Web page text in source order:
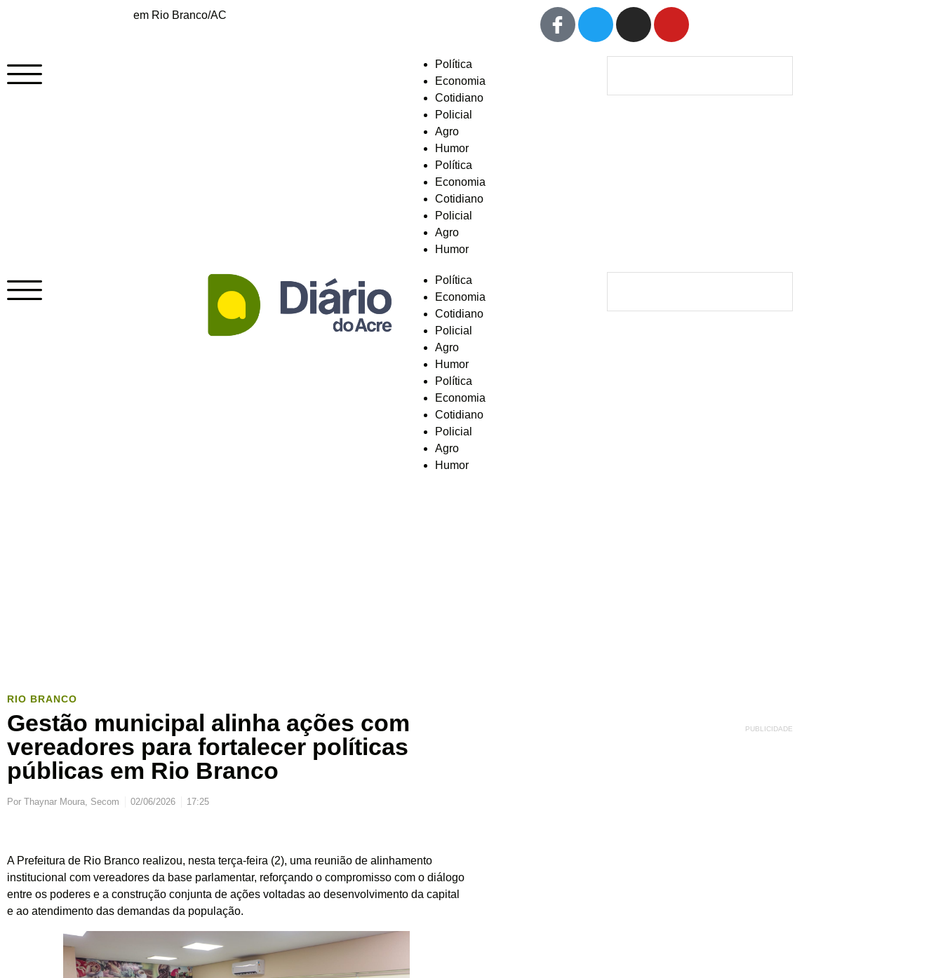
em Rio Branco/AC
Política
Economia
Cotidiano
Policial
Agro
Humor
Política
Economia
Cotidiano
Policial
Agro
Humor
Política
Economia
Cotidiano
Policial
Agro
Humor
Política
Economia
Cotidiano
Policial
Agro
Humor
RIO BRANCO
Gestão municipal alinha ações com
vereadores para fortalecer políticas
públicas em Rio Branco
Por Thaynar Moura, Secom 02/06/2026 17:25
A Prefeitura de Rio Branco realizou, nesta terça-feira (2), uma reunião de alinhamento
institucional com vereadores da base parlamentar, reforçando o compromisso com o diálogo
entre os poderes e a construção conjunta de ações voltadas ao desenvolvimento da capital
e ao atendimento das demandas da população.
PUBLICIDADE